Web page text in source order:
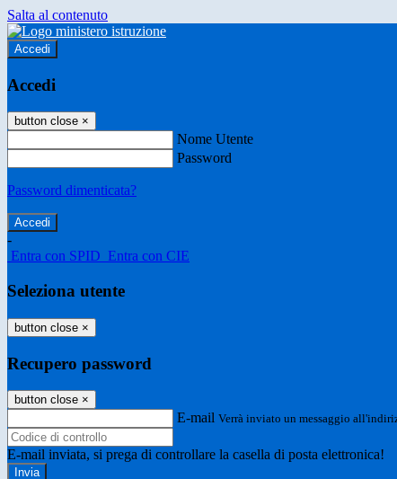
Salta al contenuto
Accedi
Accedi
button close ×
Nome Utente
Password
Password dimenticata?
-
Entra con SPID Entra con CIE
Seleziona utente
button close ×
Recupero password
button close ×
E-mail Verrà inviato un messaggio
E-mail inviata, si prega di controllare la casella di posta elettronica!